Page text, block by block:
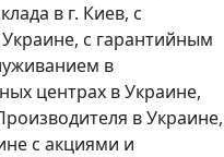
в г. Киев, с
с гарантийным
в
центрах в Украине,
в Украине,
с акциями и